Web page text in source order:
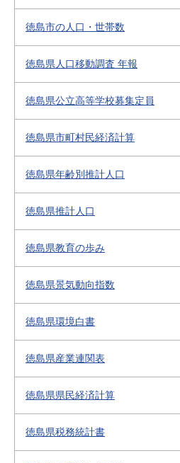
徳島市の人口・世帯数
徳島県人口移動調査 年報
徳島県公立高等学校募集定員
徳島県市町村民経済計算
徳島県年齢別推計人口
徳島県推計人口
徳島県教育の歩み
徳島県景気動向指数
徳島県環境白書
徳島県産業連関表
徳島県県民経済計算
徳島県税務統計書